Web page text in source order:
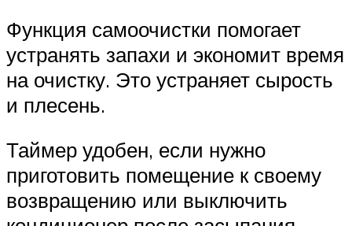
Функция самоочистки помогает
устранять запахи и экономит время
на очистку. Это устраняет сырость
и плесень.
Таймер удобен, если нужно
приготовить помещение к своему
возвращению или выключить